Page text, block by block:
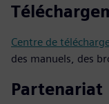
Centre de
des manuels, des
Partenariat